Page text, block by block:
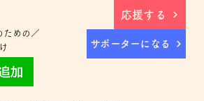
ための／
応援する
サポーターになる